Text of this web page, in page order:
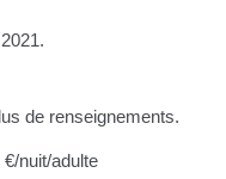
de renseignements.
€/nuit/adulte